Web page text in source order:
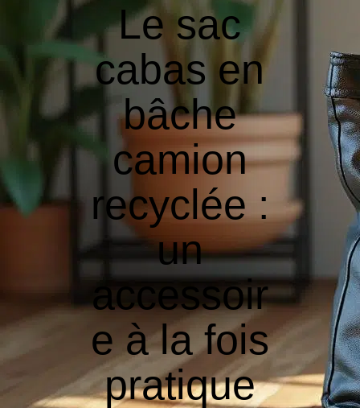
Le sac
cabas en
bâche
camion
recyclée :
un
accessoir
e à la fois
pratique